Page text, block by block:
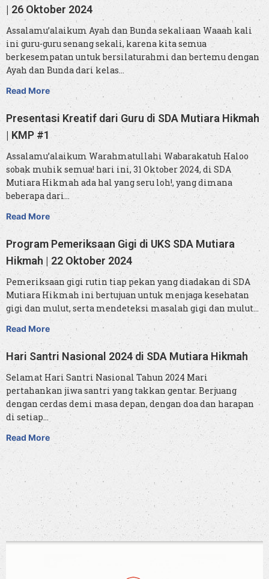
| 26 Oktober 2024
Assalamu’alaikum Ayah dan Bunda sekaliaan Waaah kali
ini guru-guru senang sekali, karena kita semua
berkesempatan untuk bersilaturahmi dan bertemu dengan
Ayah dan Bunda dari kelas…
Read More
Presentasi Kreatif dari Guru di SDA Mutiara Hikmah
| KMP #1
Assalamu’alaikum Warahmatullahi Wabarakatuh Haloo
sobak muhik semua! hari ini, 31 Oktober 2024, di SDA
Mutiara Hikmah ada hal yang seru loh!, yang dimana
beberapa dari…
Read More
Program Pemeriksaan Gigi di UKS SDA Mutiara
Hikmah | 22 Oktober 2024
Pemeriksaan gigi rutin tiap pekan yang diadakan di SDA
Mutiara Hikmah ini bertujuan untuk menjaga kesehatan
gigi dan mulut, serta mendeteksi masalah gigi dan mulut…
Read More
Hari Santri Nasional 2024 di SDA Mutiara Hikmah
Selamat Hari Santri Nasional Tahun 2024 Mari
pertahankan jiwa santri yang takkan gentar. Berjuang
dengan cerdas demi masa depan, dengan doa dan harapan
di setiap…
Read More